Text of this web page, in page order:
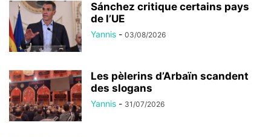
Sánchez critique certains pays
de l’UE
Yannis - 03/08/2026
Les pèlerins d’Arbaïn scandent
des slogans
Yannis - 31/07/2026